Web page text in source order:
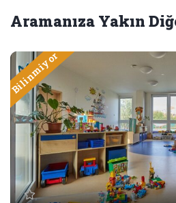
Aramanıza Yakın
Bilinmiyor